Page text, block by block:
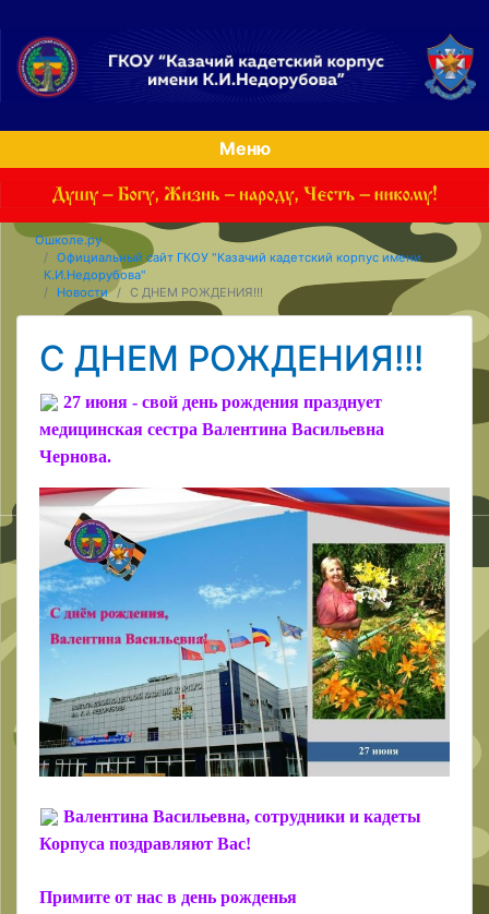
Меню
Ошколе.ру
Официальный сайт ГКОУ "Казачий кадетский корпус имени
К.И.Недорубова"
Новости
С ДНЕМ РОЖДЕНИЯ!!!
С ДНЕМ РОЖДЕНИЯ!!!
27 июня - свой день рождения празднует
медицинская сестра Валентина Васильевна
Чернова.
Валентина Васильевна, сотрудники и кадеты
Корпуса поздравляют Вас!
Примите от нас в день рожденья